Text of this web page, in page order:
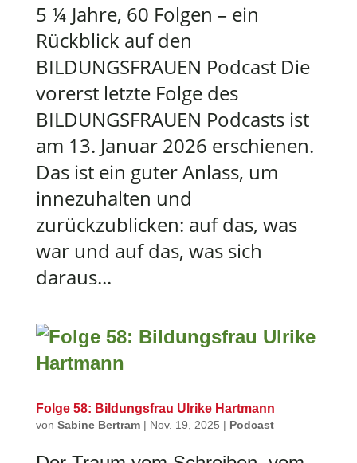
5 ¼ Jahre, 60 Folgen – ein
Rückblick auf den
BILDUNGSFRAUEN Podcast Die
vorerst letzte Folge des
BILDUNGSFRAUEN Podcasts ist
am 13. Januar 2026 erschienen.
Das ist ein guter Anlass, um
innezuhalten und
zurückzublicken: auf das, was
war und auf das, was sich
daraus...
Folge 58: Bildungsfrau Ulrike Hartmann
von Sabine Bertram| Nov. 19, 2025 | Podcast